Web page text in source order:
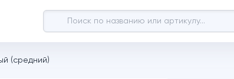
(средний)